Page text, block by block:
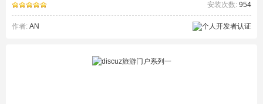
安装次数: 954
作者: AN